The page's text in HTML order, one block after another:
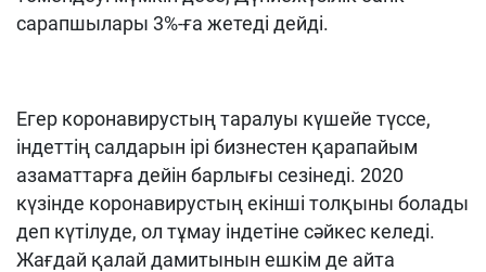
сарапшылары 3%-ға жетеді дейді.
Егер коронавирустың таралуы күшейе түссе,
індеттің салдарын ірі бизнестен қарапайым
азаматтарға дейін барлығы сезінеді. 2020
күзінде коронавирустың екінші толқыны болады
деп күтілуде, ол тұмау індетіне сәйкес келеді.
Жағдай қалай дамитынын ешкім де айта